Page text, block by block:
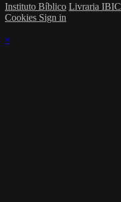
Instituto Bíblico Livraria
Cookies Sign in
×